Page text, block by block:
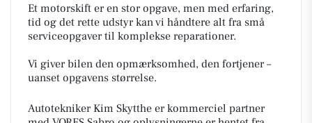
Et motorskift er en stor opgave, men med erfaring,
tid og det rette udstyr kan vi håndtere alt fra små
serviceopgaver til komplekse reparationer.
Vi giver bilen den opmærksomhed, den fortjener –
uanset opgavens størrelse.
Autotekniker Kim Skytthe er kommerciel partner